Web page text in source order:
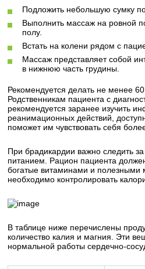
Подложить небольшую сумку
Выполнить массаж на ровной
полу.
Встать на колени рядом с
Массаж представляет собой
в нижнюю часть грудины.
Рекомендуется делать не менее 60
Родственникам пациента с
рекомендуется заранее изучить
реанимационных действий,
поможет им чувствовать себя
При брадикардии важно следить
питанием. Рацион пациента
богатые витаминами и полезными
необходимо контролировать
В таблице ниже перечислены
количество калия и магния. Эти
нормальной работы сердечно-